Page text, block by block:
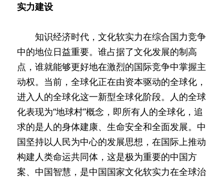
实力建设
知识经济时代，文化软实力在综合国力竞争
中的地位日益重要。谁占据了文化发展的制高
点，谁就能够更好地在激烈的国际竞争中掌握主
动权。当前，全球化正在由资本驱动的全球化，
进入人的全球化这一新型全球化阶段。人的全球
化表现为“地球村”概念，即所有人的全球化，追
求的是人的身体建康、生命安全和全面发展。中
国坚持以人民为中心的发展思想，在国际上推动
构建人类命运共同体，这是极为重要的中国方
案、中国智慧，是中国国家文化软实力在全球治